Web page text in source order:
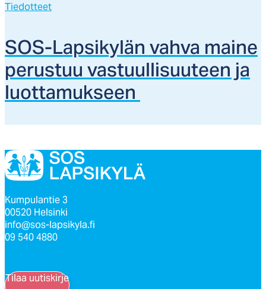
Tiedotteet
SOS-Lap­si­ky­län vah­va mai­ne
pe­rus­tuu vas­tuul­li­suu­teen ja
luot­ta­muk­seen
Kumpulantie 3
00520 Helsinki
info@sos-lapsikyla.fi
09 540 4880
Tilaa uutiskirje